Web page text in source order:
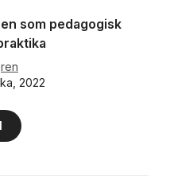
som pedagogisk
2022